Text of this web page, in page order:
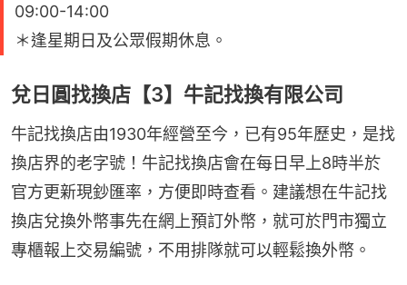
09:00-14:00
＊逢星期日及公眾假期休息。
兌日圓找換店【3】牛記找換有限公司
牛記找換店由1930年經營至今，已有95年歷史，是找
換店界的老字號！牛記找換店會在每日早上8時半於
官方更新現鈔匯率，方便即時查看。建議想在牛記找
換店兌換外幣事先在網上預訂外幣，就可於門市獨立
專櫃報上交易編號，不用排隊就可以輕鬆換外幣。